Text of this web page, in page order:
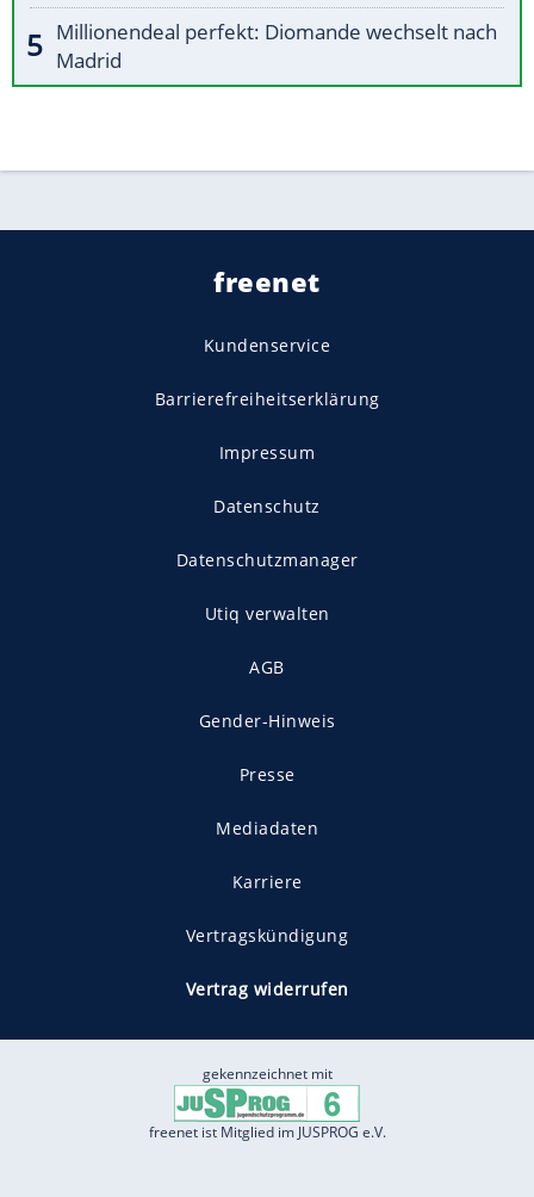
Millionendeal perfekt: Diomande wechselt nach
Madrid
freenet
Kundenservice
Barrierefreiheitserklärung
Impressum
Datenschutz
Datenschutzmanager
Utiq verwalten
AGB
Gender-Hinweis
Presse
Mediadaten
Karriere
Vertragskündigung
Vertrag widerrufen
gekennzeichnet mit
freenet ist Mitglied im JUSPROG e.V.